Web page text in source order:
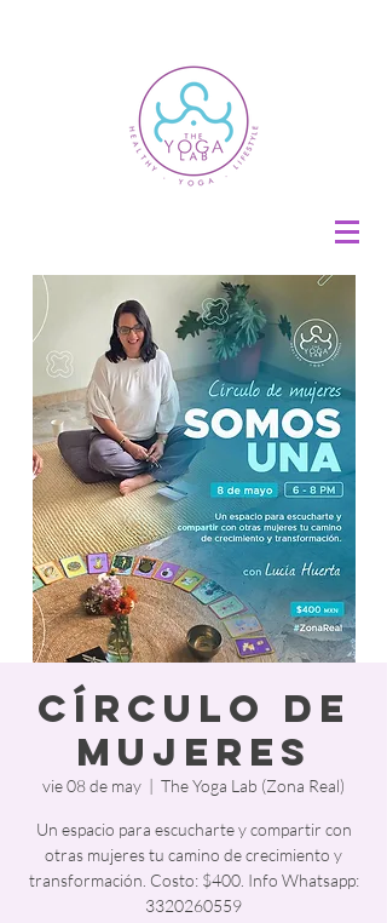
Círculo de
mujeres
vie 08 de may
  |
The Yoga Lab (Zona Real)
Un espacio para escucharte y compartir con
otras mujeres tu camino de crecimiento y
transformación. Costo: $400. Info Whatsapp:
3320260559